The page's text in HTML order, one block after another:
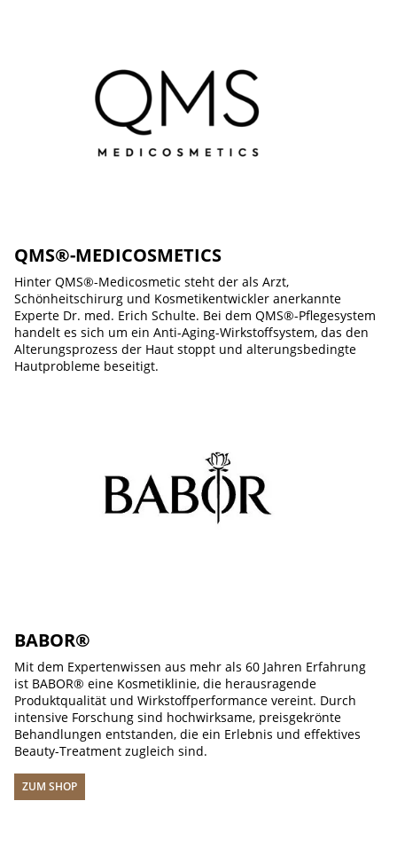
QMS®-MEDICOSMETICS
Hinter QMS®-Medicosmetic steht der als Arzt,
Schönheitschirurg und Kosmetikentwickler anerkannte
Experte Dr. med. Erich Schulte. Bei dem QMS®-Pflegesystem
handelt es sich um ein Anti-Aging-Wirkstoffsystem, das den
Alterungsprozess der Haut stoppt und alterungsbedingte
Hautprobleme beseitigt.
BABOR®
Mit dem Expertenwissen aus mehr als 60 Jahren Erfahrung
ist BABOR® eine Kosmetiklinie, die herausragende
Produktqualität und Wirkstoffperformance vereint. Durch
intensive Forschung sind hochwirksame, preisgekrönte
Behandlungen entstanden, die ein Erlebnis und effektives
Beauty-Treatment zugleich sind.
ZUM SHOP